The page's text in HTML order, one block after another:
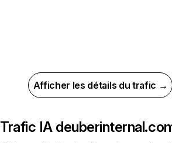
Afficher les détails du trafic →
Trafic IA de